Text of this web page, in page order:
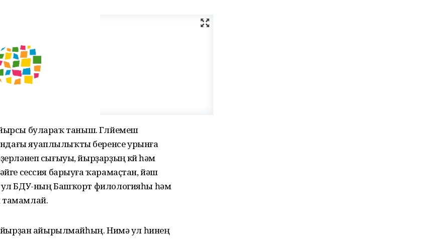
йырсы булараҡ таныш. Гөлйемеш
яуаплылыҡты беренсе урынға
сығыуы, йырҙарҙың көйө һәм
сессия барыуға ҡарамаҫтан, йәш
ул БДУ-ның Башҡорт филологияһы һәм
тамамлай.
йырҙан айырылмайһың. Нимә ул һинең